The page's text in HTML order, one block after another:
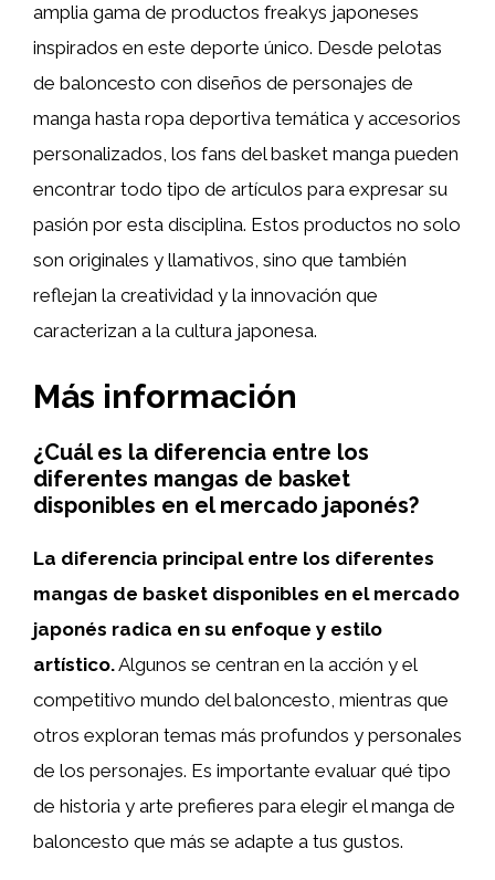
amplia gama de productos freakys japoneses
inspirados en este deporte único. Desde pelotas
de baloncesto con diseños de personajes de
manga hasta ropa deportiva temática y accesorios
personalizados, los fans del basket manga pueden
encontrar todo tipo de artículos para expresar su
pasión por esta disciplina. Estos productos no solo
son originales y llamativos, sino que también
reflejan la creatividad y la innovación que
caracterizan a la cultura japonesa.
Más información
¿Cuál es la diferencia entre los
diferentes mangas de basket
disponibles en el mercado japonés?
La diferencia principal entre los diferentes
mangas de basket disponibles en el mercado
japonés radica en su enfoque y estilo
artístico.Algunos se centran en la acción y el
competitivo mundo del baloncesto, mientras que
otros exploran temas más profundos y personales
de los personajes. Es importante evaluar qué tipo
de historia y arte prefieres para elegir el manga de
baloncesto que más se adapte a tus gustos.